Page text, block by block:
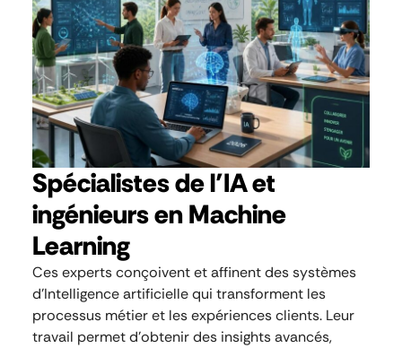
Spécialistes de l’IA et
ingénieurs en Machine
Learning
Ces experts conçoivent et affinent des systèmes
d’Intelligence artificielle qui transforment les
processus métier et les expériences clients. Leur
travail permet d’obtenir des insights avancés,